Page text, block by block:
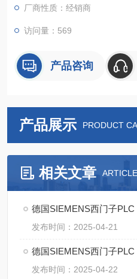
6，可精确采集和处理模拟量信
要求。
多种输入信号范围：支持多种模拟
厂商性质：经销商
访问量：569
产品咨询
产品展示 PRODUCT
相关文章
发布时间：2025-04-21
发布时间：2025-04-22